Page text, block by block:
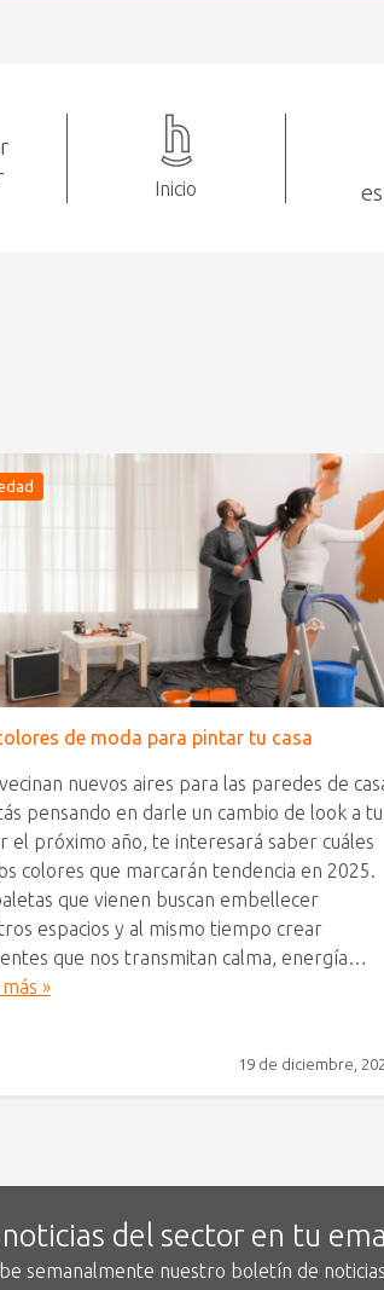
Inicio
de moda para pintar tu casa
nuevos aires para las paredes de
pensando en darle un cambio de look a tu
el próximo año, te interesará saber cuáles
colores que marcarán tendencia en 2025.
que vienen buscan embellecer
espacios y al mismo tiempo crear
que nos transmitan calma, energía…
»
19 de diciembre,
noticias del sector en tu
semanalmente nuestro boletín de noticias